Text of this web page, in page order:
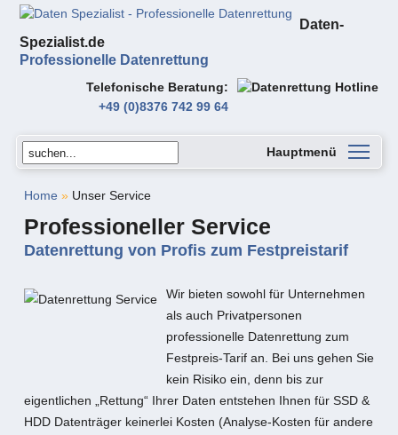
Daten-
Spezialist.de
Professionelle Datenrettung
Telefonische Beratung
+49 (0)8376 742 99 64
Hauptmenü
Home »Unser Service
Professioneller Service
Datenrettung von Profis zum Festpreistarif
Wir bieten sowohl für Unternehmen
als auch Privatpersonen
professionelle Datenrettung zum
Festpreis-Tarif an. Bei uns gehen Sie
kein Risiko ein, denn bis zur
eigentlichen „Rettung“ Ihrer Daten entstehen Ihnen für SSD &
HDD Datenträger keinerlei Kosten (Analyse-Kosten für andere